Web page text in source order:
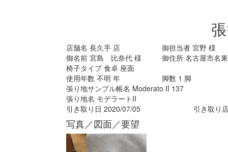
店舗名 長久手 店 御担当者 宮野様
御名前 宮島 比奈代 様 御住所 名古屋市名
椅子タイプ食卓 座面
使用年数 不明 年 脚数 1 脚
張り地サンプル帳名 Moderato II 137
張り地名 モデラートII
引き取り日 2020/07/05 引き取り
写真／図面／要望